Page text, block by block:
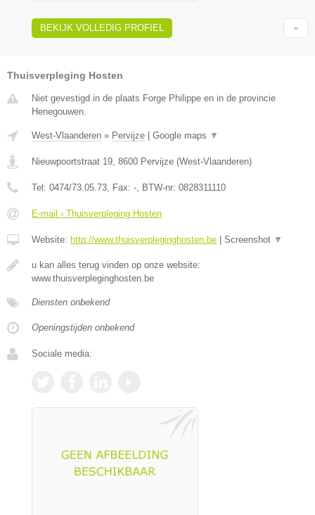
BEKIJK VOLLEDIG PROFIEL
Thuisverpleging Hosten
Niet gevestigd in de plaats Forge Philippe en in de provincie
Henegouwen.
West-Vlaanderen » Pervijze Google maps ▼
Nieuwpoortstraat 19 8600 Pervijze (West-Vlaanderen)
Tel: 0474/73.05.73 , Fax: - , BTW-nr: 0828311110
E-mail › Thuisverpleging Hosten
Website: http://www.thuisverpleginghosten.be Screenshot ▼
u kan alles terug vinden op onze website:
www.thuisverpleginghosten.be
Diensten onbekend
Openingstijden onbekend
Sociale media: